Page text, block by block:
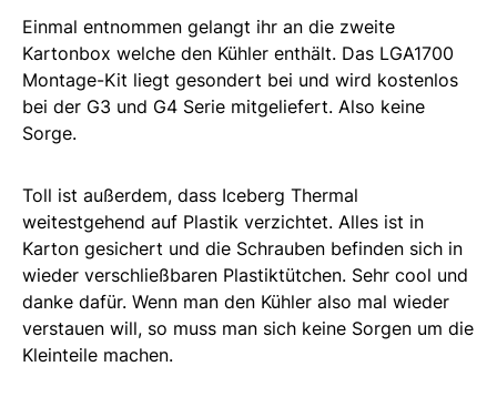
Einmal entnommen gelangt ihr an die zweite
Kartonbox welche den Kühler enthält. Das LGA1700
Montage-Kit liegt gesondert bei und wird kostenlos
bei der G3 und G4 Serie mitgeliefert. Also keine
Sorge.
Toll ist außerdem, dass Iceberg Thermal
weitestgehend auf Plastik verzichtet. Alles ist in
Karton gesichert und die Schrauben befinden sich in
wieder verschließbaren Plastiktütchen. Sehr cool und
danke dafür. Wenn man den Kühler also mal wieder
verstauen will, so muss man sich keine Sorgen um die
Kleinteile machen.